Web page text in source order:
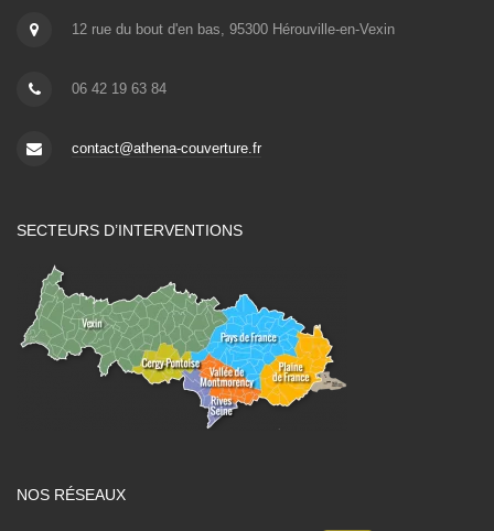
12 rue du bout d'en bas, 95300 Hérouville-en-Vexin
06 42 19 63 84
contact@athena-couverture.fr
SECTEURS D’INTERVENTIONS
NOS RÉSEAUX